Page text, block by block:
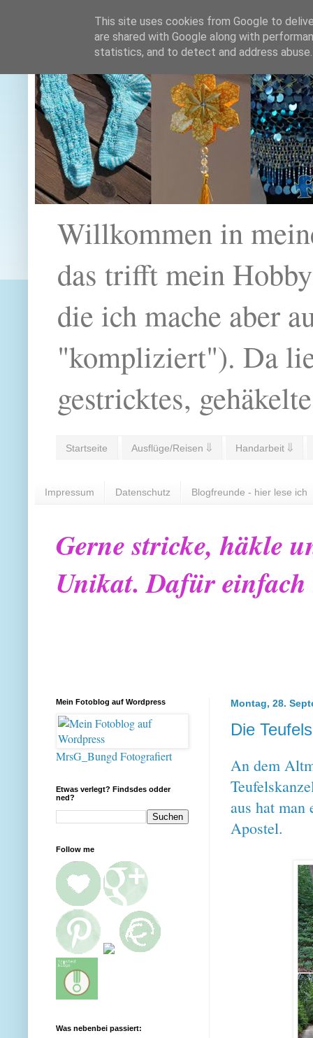
Willkommen in
das trifft mein
die ich mache aber
"kompliziert"). Da
gestricktes,
Startseite Ausflüge/Reisen ⇓ Handarbeit ⇓
Impressum Datenschutz Blogfreunde - hier lese ich
Gerne stricke, häkle
Unikat. Dafür
Montag, 28.
Die
An dem
aus hat
Apostel.
Mein Fotoblog auf Wordpress
MrsG_Bungd Fotografiert
Etwas verlegt? Findsdes odder
ned?
Follow me
Was nebenbei passiert:
This site uses cookies from Google to
are shared with Google along with
statistics, and to detect and address abuse.